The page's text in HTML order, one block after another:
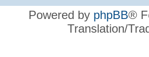
Powered by phpBB®
Translation/